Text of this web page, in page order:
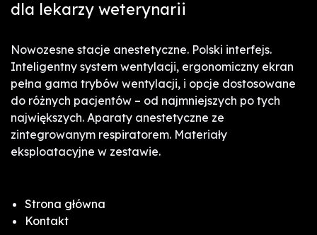
dla lekarzy weterynarii
Nowozesne stacje anestetyczne. Polski interfejs.
Inteligentny system wentylacji, ergonomiczny ekran
pełna gama trybów wentylacji, i opcje dostosowane
do różnych pacjentów – od najmniejszych po tych
największych. Aparaty anestetyczne ze
zintegrowanym respiratorem. Materiały
eksploatacyjne w zestawie.
Strona główna
Kontakt